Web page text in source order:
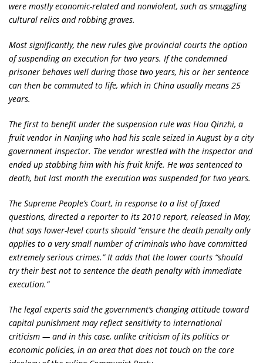
were mostly economic-related and nonviolent, such as smuggling
cultural relics and robbing graves.
Most significantly, the new rules give provincial courts the option
of suspending an execution for two years. If the condemned
prisoner behaves well during those two years, his or her sentence
can then be commuted to life, which in China usually means 25
years.
The first to benefit under the suspension rule was Hou Qinzhi, a
fruit vendor in Nanjing who had his scale seized in August by a city
government inspector. The vendor wrestled with the inspector and
ended up stabbing him with his fruit knife. He was sentenced to
death, but last month the execution was suspended for two years.
The Supreme People’s Court, in response to a list of faxed
questions, directed a reporter to its 2010 report, released in May,
that says lower-level courts should “ensure the death penalty only
applies to a very small number of criminals who have committed
extremely serious crimes.” It adds that the lower courts “should
try their best not to sentence the death penalty with immediate
execution.”
The legal experts said the government’s changing attitude toward
capital punishment may reflect sensitivity to international
criticism — and in this case, unlike criticism of its politics or
economic policies, in an area that does not touch on the core